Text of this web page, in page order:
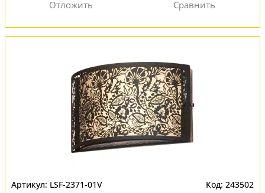
LSF-2371-01V 243502